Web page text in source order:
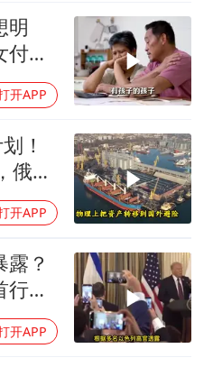
明
付
开APP
！
俄电
此下
开APP
？
行
开APP